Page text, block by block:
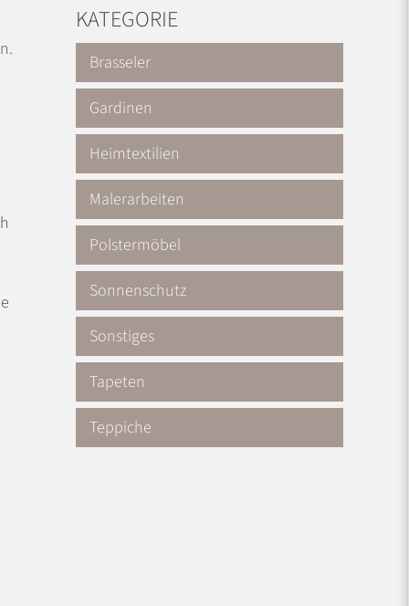
KATEGORIE
Brasseler
Gardinen
Heimtextilien
Malerarbeiten
Polstermöbel
Sonnenschutz
Sonstiges
Tapeten
Teppiche